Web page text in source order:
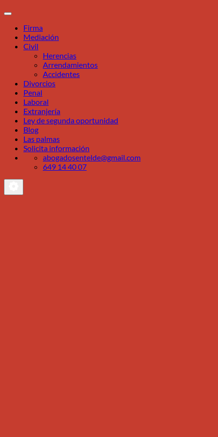
Firma
Mediación
Civil
Herencias
Arrendamientos
Accidentes
Divorcios
Penal
Laboral
Extranjería
Ley de segunda oportunidad
Blog
Las palmas
Solicita información
abogadosentelde@gmail.com
649 14 40 07